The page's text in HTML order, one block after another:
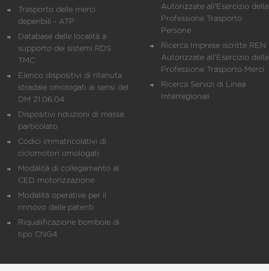
Trasporto delle merci
deperibili - ATP
Database delle località a
supporto dei sistemi RDS
TMC
Elenco dispositivi di ritenuta
stradale omologati ai sensi del
DM 21.06.04
Dispositivi riduzioni di massa
particolato
Codici immatricolativi di
ciclomotori omologati
Modalità di collegamento al
CED motorizzazione
Modalità operative per il
rinnovo delle patenti
Riqualificazione bombole di
tipo CNG4
Autorizzate all'Esercizio della
Professione Trasporto
Persone
Ricerca Imprese iscritte REN
Autorizzate all'Esercizio della
Professione Trasporto Merci
Ricerca Servizi di Linea
Interregionali